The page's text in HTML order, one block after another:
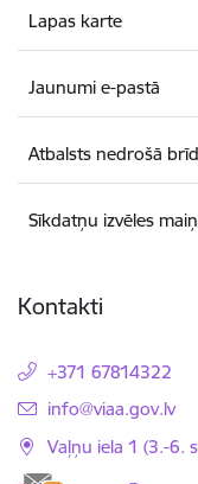
Lapas karte
Jaunumi e-pastā
Atbalsts nedrošā
Sīkdatņu izvēles
Kontakti
+371 67814322
E-pasts:
info@viaa.gov.lv
Vaļņu iela 1 (3.-6.